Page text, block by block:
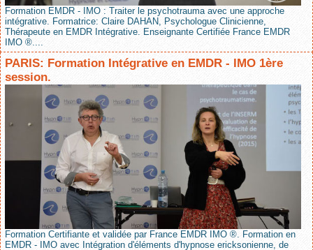
Formation EMDR - IMO : Traiter le psychotrauma avec une approche
intégrative. Formatrice: Claire DAHAN, Psychologue Clinicienne,
Thérapeute en EMDR Intégrative. Enseignante Certifiée France EMDR
IMO ®....
PARIS: Formation Intégrative en EMDR - IMO 1ère
session.
Formation Certifiante et validée par France EMDR IMO ®. Formation en
EMDR - IMO avec Intégration d'éléments d'hypnose ericksonienne, de